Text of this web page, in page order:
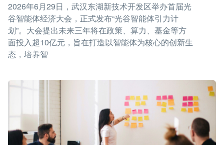
2026年6月29日，武汉东湖新技术开发区举办首届光
谷智能体经济大会，正式发布“光谷智能体引力计
划”。大会提出未来三年将在政策、算力、基金等方
面投入超10亿元，旨在打造以智能体为核心的创新生
态，培养智